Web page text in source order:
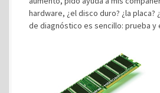
hardware, ¿el disco duro? ¿la placa?
de diagnóstico es sencillo: prueba y